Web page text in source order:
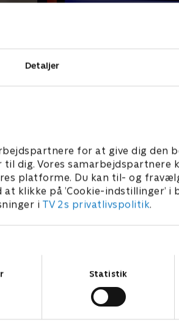
Detaljer
for at give dig den
dig. Vores samarbejdspartnere
platforme. Du kan til- og
klikke på ’Cookie-indstillinger’ i
i TV 2s privatlivspolitik.
Statistik
og i 'Korpset' er der